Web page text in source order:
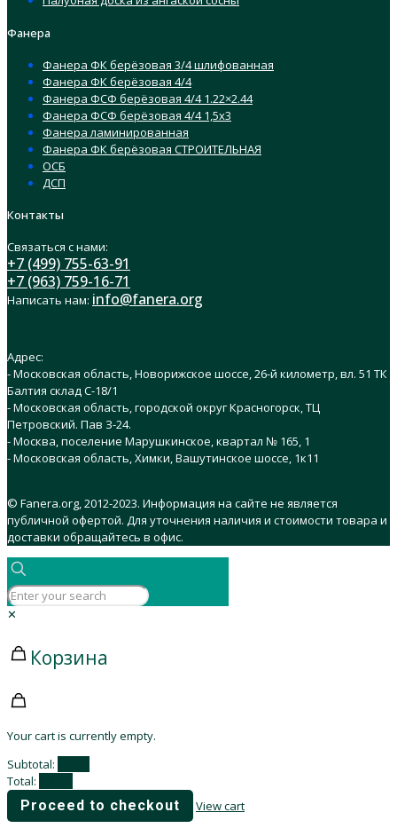
Фанера
Фанера ФК берёзовая 3/4 шлифованная
Фанера ФК берёзовая 4/4
Фанера ФСФ берёзовая 4/4 1.22×2.44
Фанера ФСФ берёзовая 4/4 1,5х3
Фанера ламинированная
Фанера ФК берёзовая СТРОИТЕЛЬНАЯ
ОСБ
ДСП
Контакты
Связаться с нами:
+7 (499) 755-63-91
+7 (963) 759-16-71
Написать нам: info@fanera.org
Адрес:
- Московская область, Новорижское шоссе, 26-й километр, вл. 51 ТК
Балтия склад C-18/1
- Московская область, городской округ Красногорск, ТЦ
Петровский. Пав З-24.
- Москва, поселение Марушкинское, квартал № 165, 1
- Московская область, Химки, Вашутинское шоссе, 1к11
© Fanera.org, 2012-2023. Информация на сайте не является
публичной офертой. Для уточнения наличия и стоимости товара и
доставки обращайтесь в офис.
✕
Корзина
Your cart is currently empty.
Subtotal:
Total:
Proceed to checkout View cart